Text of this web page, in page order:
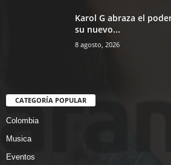
Karol G abraza el
su nuevo...
8 agosto, 2026
CATEGORÍA POPULAR
Colombia
Musica
Eventos